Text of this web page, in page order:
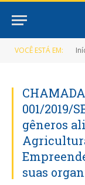
VOCÊ ESTÁ EM:
001/2019/
gêneros
suas